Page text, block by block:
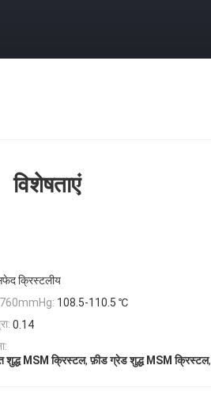
विशेषताएं
क्रिस्टलीय
108.5-110.5 ℃
0.14
शुद्ध MSM क्रिस्टल,फ़ीड ग्रेड शुद्ध MSM क्रिस्टल,